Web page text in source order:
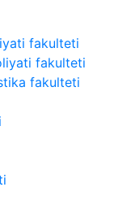
fakulteti
fakulteti
fakulteti